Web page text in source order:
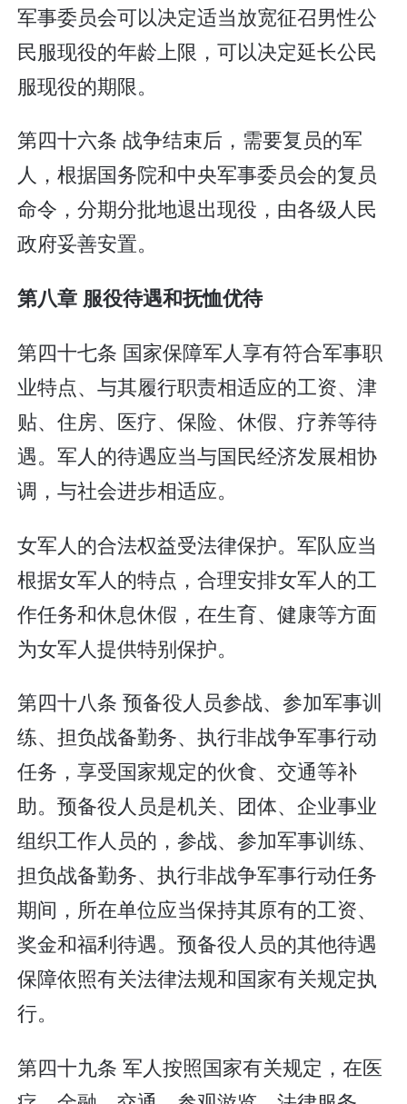
军事委员会可以决定适当放宽征召男性公
民服现役的年龄上限，可以决定延长公民
服现役的期限。
第四十六条 战争结束后，需要复员的军
人，根据国务院和中央军事委员会的复员
命令，分期分批地退出现役，由各级人民
政府妥善安置。
第八章 服役待遇和抚恤优待
第四十七条 国家保障军人享有符合军事职
业特点、与其履行职责相适应的工资、津
贴、住房、医疗、保险、休假、疗养等待
遇。军人的待遇应当与国民经济发展相协
调，与社会进步相适应。
女军人的合法权益受法律保护。军队应当
根据女军人的特点，合理安排女军人的工
作任务和休息休假，在生育、健康等方面
为女军人提供特别保护。
第四十八条 预备役人员参战、参加军事训
练、担负战备勤务、执行非战争军事行动
任务，享受国家规定的伙食、交通等补
助。预备役人员是机关、团体、企业事业
组织工作人员的，参战、参加军事训练、
担负战备勤务、执行非战争军事行动任务
期间，所在单位应当保持其原有的工资、
奖金和福利待遇。预备役人员的其他待遇
保障依照有关法律法规和国家有关规定执
行。
第四十九条 军人按照国家有关规定，在医